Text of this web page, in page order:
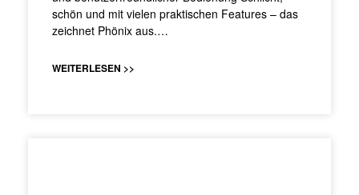
schön und mit vielen praktischen Features – das
zeichnet Phönix aus.…
WEITERLESEN >>